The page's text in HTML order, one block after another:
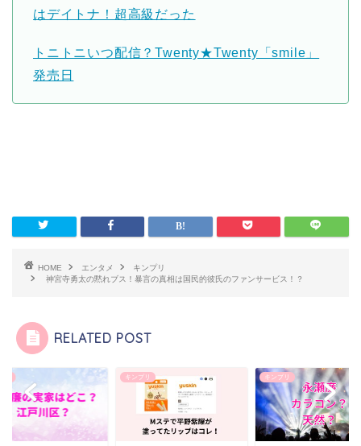
はデイトナ！超高級だった
トニトニいつ配信？Twenty★Twenty「smile」
発売日
HOME エンタメ
キンプリ
神宮寺勇太の黙れブス！暴言の真相は国民的彼氏のファンサービス！？
RELATED POST
キンプリ キンプリ